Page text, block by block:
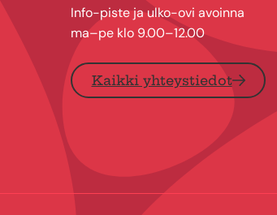
Info-piste ja ulko-ovi avoinna
ma–pe klo 9.00–12.00
Kaikki yhteystiedot